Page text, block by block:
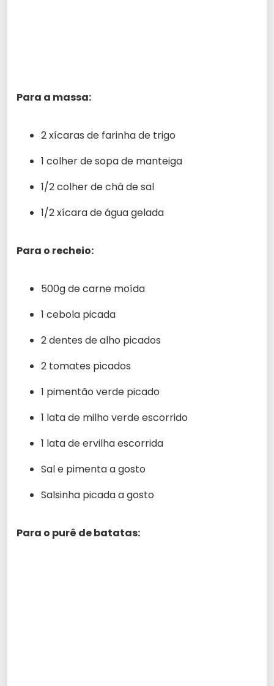
Para a massa:
2 xícaras de farinha de trigo
1 colher de sopa de manteiga
1/2 colher de chá de sal
1/2 xícara de água gelada
Para o recheio:
500g de carne moída
1 cebola picada
2 dentes de alho picados
2 tomates picados
1 pimentão verde picado
1 lata de milho verde escorrido
1 lata de ervilha escorrida
Sal e pimenta a gosto
Salsinha picada a gosto
Para o purê de batatas: